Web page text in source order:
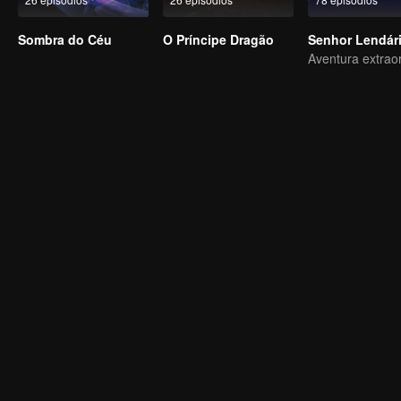
Sombra do Céu O Príncipe Dragão
Senhor